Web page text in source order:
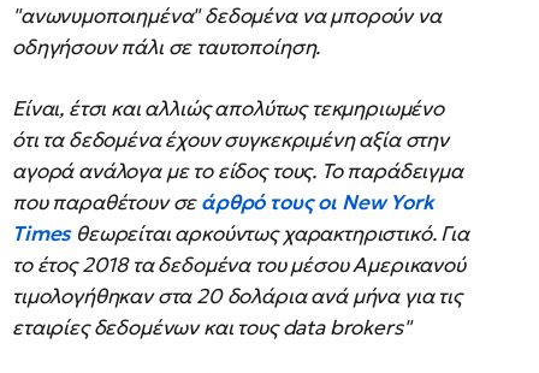
"ανωνυμοποιημένα" δεδομένα να μπορούν να
οδηγήσουν πάλι σε ταυτοποίηση.
Είναι, έτσι και αλλιώς απολύτως τεκμηριωμένο
ότι τα δεδομένα έχουν συγκεκριμένη αξία στην
αγορά ανάλογα με το είδος τους. Το παράδειγμα
που παραθέτουν σεάρθρό τους οι New York
Timesθεωρείται αρκούντως χαρακτηριστικό. Για
το έτος 2018 τα δεδομένα του μέσου Αμερικανού
τιμολογήθηκαν στα 20 δολάρια ανά μήνα για τις
εταιρίες δεδομένων και τους data brokers"